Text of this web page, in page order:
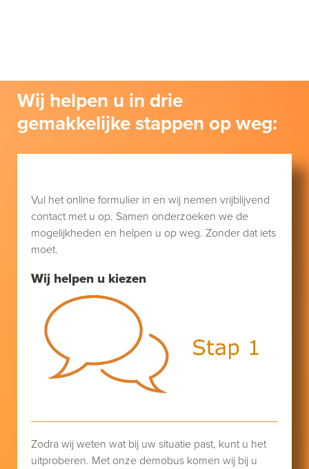
Wij helpen u in drie
gemakkelijke stappen op weg:
Wij helpen u kiezen
Vul het online formulier in en wij nemen vrijblijvend
contact met u op. Samen onderzoeken we de
mogelijkheden en helpen u op weg. Zonder dat iets
moet.
Zodra wij weten wat bij uw situatie past, kunt u het
uitproberen. Met onze demobus komen wij bij u